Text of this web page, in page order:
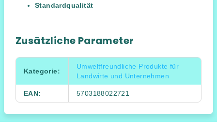
Standardqualität
Zusätzliche Parameter
Kategorie:
Umweltfreundliche Produkte für
Landwirte und Unternehmen
EAN: 5703188022721